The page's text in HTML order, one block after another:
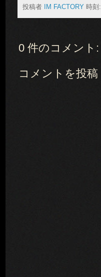
投稿者 IM FACTORY 時刻:
0 件のコメント:
コメントを投稿